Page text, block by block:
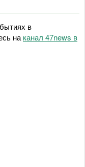
в
на канал 47news в